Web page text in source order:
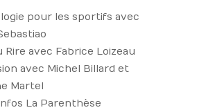
pour les sportifs avec
Rire avec Fabrice Loizeau
avec Michel Billard et
Martel
La Parenthèse